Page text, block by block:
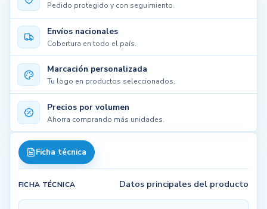
Pedido protegido y con seguimiento.
Envíos nacionales
Cobertura en todo el país.
Marcación personalizada
Tu logo en productos seleccionados.
Precios por volumen
Ahorra comprando más unidades.
Ficha técnica
FICHA TÉCNICA Datos principales del producto